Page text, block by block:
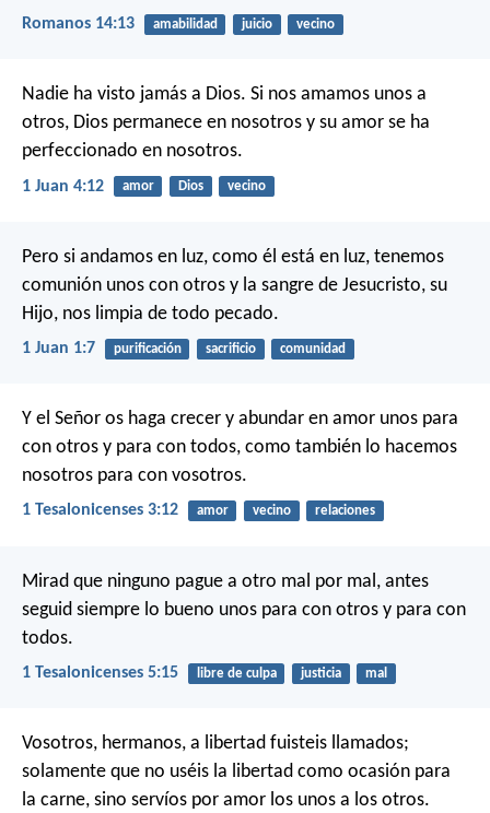
Romanos 14:13 amabilidad juicio vecino
Nadie ha visto jamás a Dios. Si nos amamos unos a
otros, Dios permanece en nosotros y su amor se ha
perfeccionado en nosotros.
1 Juan 4:12 amor Dios vecino
Pero si andamos en luz, como él está en luz, tenemos
comunión unos con otros y la sangre de Jesucristo, su
Hijo, nos limpia de todo pecado.
1 Juan 1:7 purificación sacrificio comunidad
Y el Señor os haga crecer y abundar en amor unos para
con otros y para con todos, como también lo hacemos
nosotros para con vosotros.
1 Tesalonicenses 3:12 amor vecino relaciones
Mirad que ninguno pague a otro mal por mal, antes
seguid siempre lo bueno unos para con otros y para con
todos.
1 Tesalonicenses 5:15 libre de culpa justicia mal
Vosotros, hermanos, a libertad fuisteis llamados;
solamente que no uséis la libertad como ocasión para
la carne, sino servíos por amor los unos a los otros.